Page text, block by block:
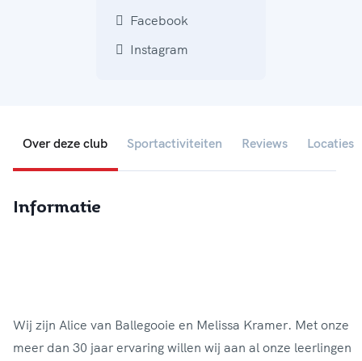
Facebook
Instagram
Over deze club Sportactiviteiten Reviews Locaties
Informatie
Wij zijn Alice van Ballegooie en Melissa Kramer. Met onze
meer dan 30 jaar ervaring willen wij aan al onze leerlingen